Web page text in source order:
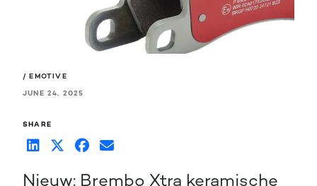
/ EMOTIVE
JUNE 24, 2025
SHARE
Nieuw: Brembo Xtra keramische